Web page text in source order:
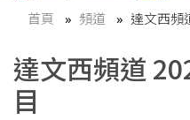
首頁 頻道 達文西頻
達文西頻道
目